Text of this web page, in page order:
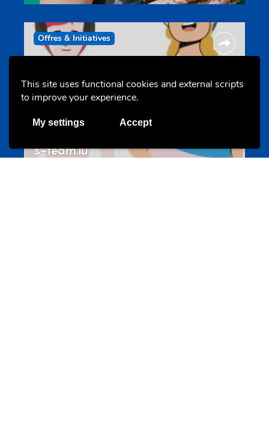
This site uses functional cookies and external scripts
to improve your experience.
My settings Accept
Offres & Initiatives
s-team.lu